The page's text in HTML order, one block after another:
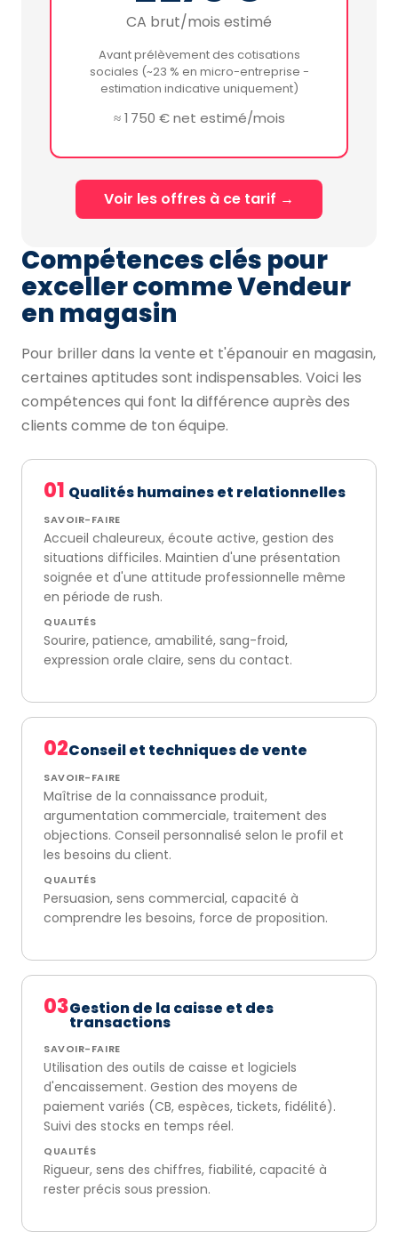
CA brut/mois estimé
Avant prélèvement des cotisations
sociales (~23 % en micro-entreprise -
estimation indicative uniquement)
≈ 1 750 € net estimé/mois
Voir les offres à ce tarif →
Compétences clés pour
exceller comme Vendeur
en magasin
Pour briller dans la vente et t'épanouir en magasin,
certaines aptitudes sont indispensables. Voici les
compétences qui font la différence auprès des
clients comme de ton équipe.
01 Qualités humaines et relationnelles
SAVOIR-FAIRE
Accueil chaleureux, écoute active, gestion des
situations difficiles. Maintien d'une présentation
soignée et d'une attitude professionnelle même
en période de rush.
QUALITÉS
Sourire, patience, amabilité, sang-froid,
expression orale claire, sens du contact.
02Conseil et techniques de vente
SAVOIR-FAIRE
Maîtrise de la connaissance produit,
argumentation commerciale, traitement des
objections. Conseil personnalisé selon le profil et
les besoins du client.
QUALITÉS
Persuasion, sens commercial, capacité à
comprendre les besoins, force de proposition.
03Gestion de la caisse et des
transactions
SAVOIR-FAIRE
Utilisation des outils de caisse et logiciels
d'encaissement. Gestion des moyens de
paiement variés (CB, espèces, tickets, fidélité).
Suivi des stocks en temps réel.
QUALITÉS
Rigueur, sens des chiffres, fiabilité, capacité à
rester précis sous pression.